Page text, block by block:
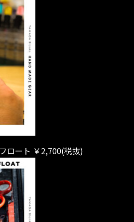
ロート ￥2,700(税抜)